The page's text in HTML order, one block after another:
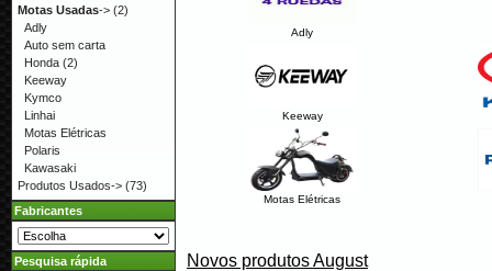
Adly
Keeway
Motas Elétricas
Novos produtos August
Motas Usadas-> (2)
Adly
Auto sem carta
Honda (2)
Keeway
Kymco
Linhai
Motas Elétricas
Polaris
Kawasaki
Produtos Usados-> (73)
Fabricantes
Pesquisa rápida